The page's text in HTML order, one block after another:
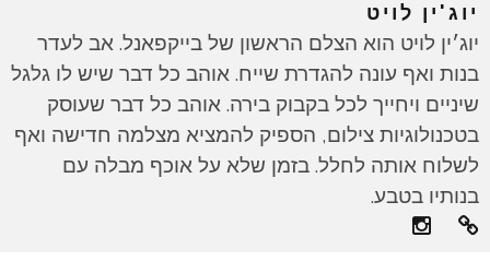
יוג'ין לויט
יוג׳ין לויט הוא הצלם הראשון של בייקפאנל. אב לעדר
בנות ואף עונה להגדרת שייח. אוהב כל דבר שיש לו גלגל
שיניים ויחייך לכל בקבוק בירה. אוהב כל דבר שעוסק
בטכנולוגיות צילום, הספיק להמציא מצלמה חדישה ואף
לשלוח אותה לחלל. בזמן שלא על אוכף מבלה עם
בנותיו בטבע.